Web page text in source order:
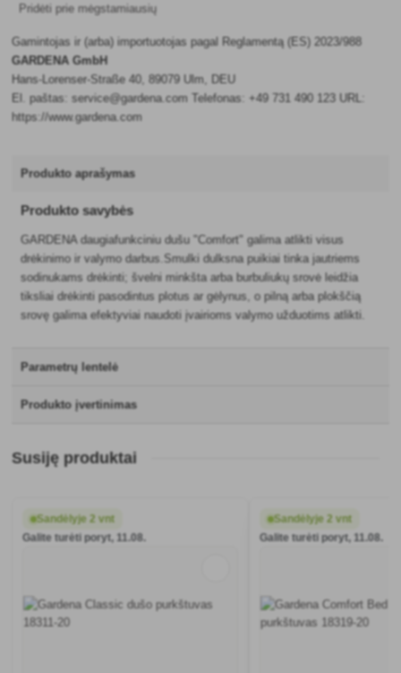
Pridėti prie mėgstamiausių
Gamintojas ir (arba) importuotojas pagal Reglamentą (ES) 2023/988
GARDENA GmbH
Hans-Lorenser-Straße 40, 89079 Ulm, DEU
El. paštas: service@gardena.com Telefonas: +49 731 490 123 URL:
https://www.gardena.com
Produkto aprašymas
Produkto savybės
GARDENA daugiafunkciniu dušu "Comfort" galima atlikti visus
drėkinimo ir valymo darbus.Smulki dulksna puikiai tinka jautriems
sodinukams drėkinti; švelni minkšta arba burbuliukų srovė leidžia
tiksliai drėkinti pasodintus plotus ar gėlynus, o pilną arba plokščią
srovę galima efektyviai naudoti įvairioms valymo užduotims atlikti.
Parametrų lentelė
Produkto įvertinimas
Susiję produktai
Sandėlyje 2 vnt
Galite turėti poryt, 11.08.
Sandėlyje 2 vnt
Galite turėti poryt, 11.08.